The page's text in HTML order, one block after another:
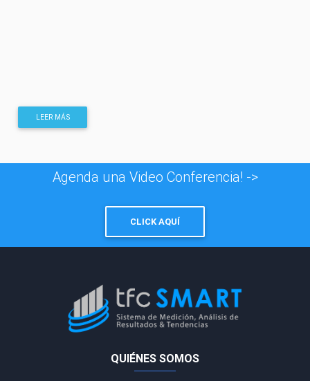
LEER MÁS
Agenda una Video Conferencia! ->
CLICK AQUÍ
QUIÉNES SOMOS